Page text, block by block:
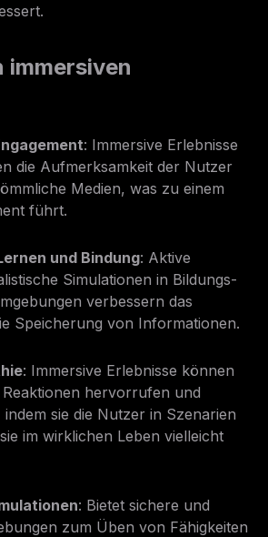
immersiven
: Immersive Erlebnisse
die Aufmerksamkeit der Nutzer
Medien, was zu einem
führt.
und Bindung: Aktive
Simulationen in Bildungs-
verbessern das
Speicherung von Informationen.
: Immersive Erlebnisse können
hervorrufen und
sie die Nutzer in Szenarien
im wirklichen Leben vielleicht
: Bietet sichere und
zum Üben von Fähigkeiten